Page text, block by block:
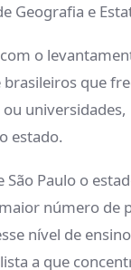
Geografia e
o
brasileiros que
estado.
São Paulo o
número de
nível de
a que